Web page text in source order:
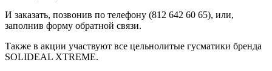
И заказать, позвонив по телефону (812 642 60 65), или,
заполнив форму обратной связи.
Также в акции участвуют все цельнолитые гусматики бренда
SOLIDEAL XTREME.